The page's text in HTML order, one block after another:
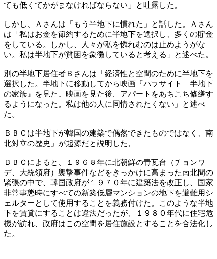
ても低くてかがまなければならない」と吐露した。
しかし、Ａさんは「もう半地下に慣れた」と話した。Ａさん
は「私はお金を節約するために半地下を選択し、多くの貯金
をしている。しかし、人々が私を憐れむのは止めようがな
い。私は半地下が貧困を象徴していると考える」と述べた。
別の半地下居住者Ｂさんは「経済性と空間のために半地下を
選択した。半地下に移動してから映画『パラサイト 半地下
の家族』を見た。映画を見た後、アパートをあちこち修繕す
るようになった。私は他の人に同情されたくない」と述べ
た。
ＢＢＣは半地下が韓国の建築で偶然できたものではなく、南
北対立の歴史」が起源だと説明した。
ＢＢＣによると、１９６８年に北朝鮮の青瓦台（チョンワ
デ、大統領府）襲撃事件などをきっかけに高まった南北間の
緊張の中で、韓国政府が１９７０年に建築法を改正し、国家
非常事態時にすべての新築低層マンションの地下を避難用シ
ェルターとして使用することを義務付けた。このような半地
下を賃貸にすることは違法だったが、１９８０年代に住宅危
機が訪れ、政府はこの空間を居住施設とすることを合法化し
た。